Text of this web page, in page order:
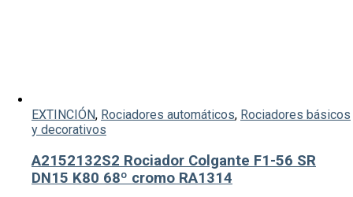
EXTINCIÓN, Rociadores automáticos, Rociadores básicos
y decorativos
A2152132S2 Rociador Colgante F1-56 SR
DN15 K80 68º cromo RA1314